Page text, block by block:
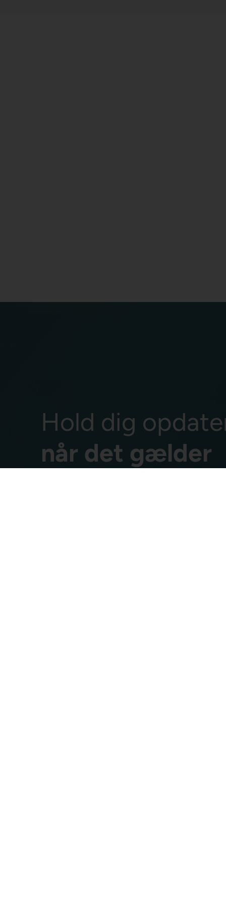
Hold dig
når det gælder